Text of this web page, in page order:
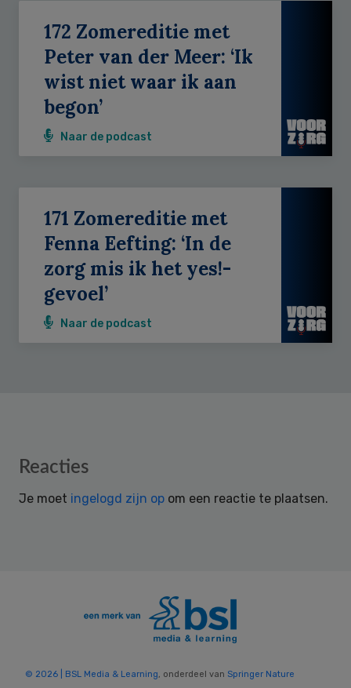
172 Zomereditie met
Peter van der Meer: ‘Ik
wist niet waar ik aan
begon’
Naar de podcast
171 Zomereditie met
Fenna Eefting: ‘In de
zorg mis ik het yes!-
gevoel’
Naar de podcast
Reader
Reacties
Je moet ingelogd zijn op om een reactie te plaatsen.
© 2026 | BSL Media & Learning , onderdeel van Springer Nature